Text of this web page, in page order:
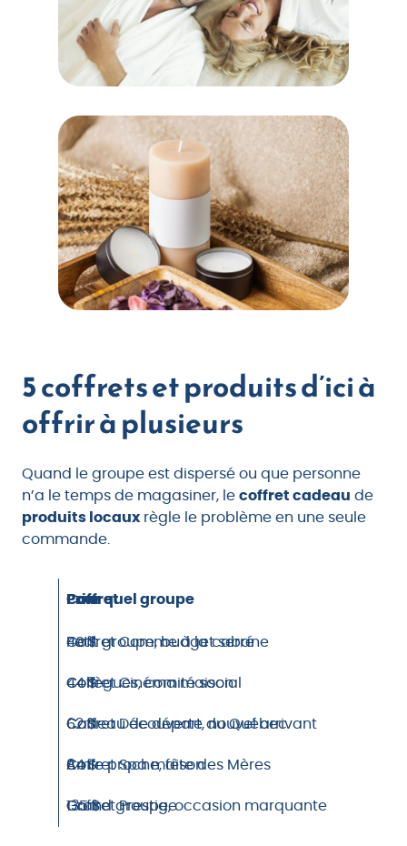
5 coffrets et produits d’ici à
offrir à plusieurs
Quand le groupe est dispersé ou que personne
n’a le temps de magasiner, le coffret cadeau de
produits locaux règle le problème en une seule
commande.
Coffret
Prix
Pour quel groupe
Coffret Comme à la cabane
40 $
Petit groupe, budget serré
Coffret Cinéma maison
44 $
Collègues, comité social
Coffret Découverte du Québec
62 $
Cadeau de départ, nouvel arrivant
Coffret Spa maison
84 $
Amie proche, fête des Mères
Coffret Prestige
135 $
Grand groupe, occasion marquante